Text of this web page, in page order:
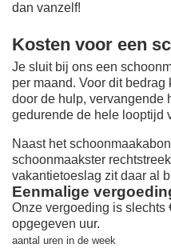
dan vanzelf!
Kosten voor een
Je sluit bij ons een
per maand. Voor dit
door de hulp, vervangende
gedurende de hele looptijd
Naast het
schoonmaakster
vakantietoeslag zit daar al
Eenmalige
Onze vergoeding is slechts
opgegeven uur.
aantal uren in de week